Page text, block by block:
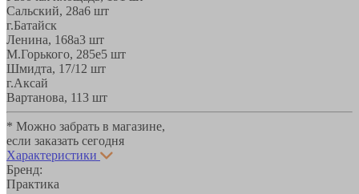
Сальский, 28a6 шт
г.Батайск
Ленина, 168а3 шт
М.Горького, 285е5 шт
Шмидта, 17/1 2 шт
г.Аксай
Вартанова, 113 шт
* Можно забрать в магазине,
если заказать сегодня
Характеристики
Бренд:
Практика